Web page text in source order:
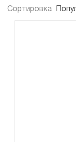
О нас
Гарантия и
Доставка и
Сортировка